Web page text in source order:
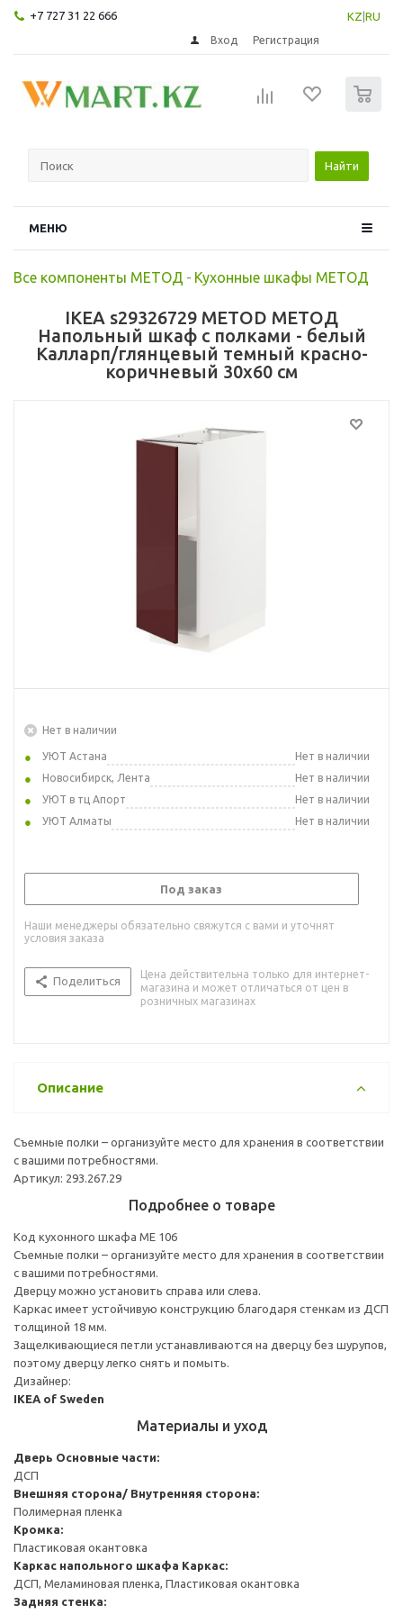
+7 727 31 22 666 KZ RU
Вход Регистрация
Найти
МЕНЮ
Все компоненты МЕТОД - Кухонные шкафы МЕТОД
IKEA s29326729 METOD МЕТОД
Напольный шкаф с полками - белый
Калларп/глянцевый темный красно-
коричневый 30x60 см
Нет в наличии
УЮТ Астана
Нет в наличии
Новосибирск, Лента
Нет в наличии
УЮТ в тц Апорт
Нет в наличии
УЮТ Алматы
Нет в наличии
Под заказ
Наши менеджеры обязательно свяжутся с вами и уточнят
условия заказа
Поделиться
Цена действительна только для интернет-
магазина и может отличаться от цен в
розничных магазинах
Описание
Съемные полки – организуйте место для хранения в соответствии
с вашими потребностями.
Артикул: 293.267.29
Подробнее о товаре
Код кухонного шкафа ME 106
Съемные полки – организуйте место для хранения в соответствии
с вашими потребностями.
Дверцу можно установить справа или слева.
Каркас имеет устойчивую конструкцию благодаря стенкам из ДСП
толщиной 18 мм.
Защелкивающиеся петли устанавливаются на дверцу без шурупов,
поэтому дверцу легко снять и помыть.
Дизайнер:
IKEA of Sweden
Материалы и уход
Дверь Основные части:
ДСП
Внешняя сторона/ Внутренняя сторона:
Полимерная пленка
Кромка:
Пластиковая окантовка
Каркас напольного шкафа Каркас:
ДСП, Меламиновая пленка, Пластиковая окантовка
Задняя стенка: